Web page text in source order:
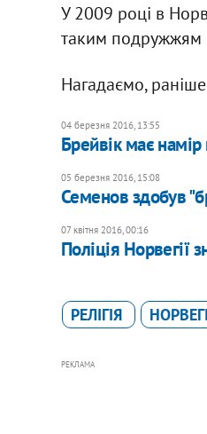
У 2009 році в
таким подружжям
Нагадаємо, раніше
04 березня 2016, 13:55
Брейвік має
05 березня 2016, 15:08
Семенов здобув
07 квітня 2016, 00:16
Поліція Норвегії
РЕЛІГІЯ
РЕКЛАМА